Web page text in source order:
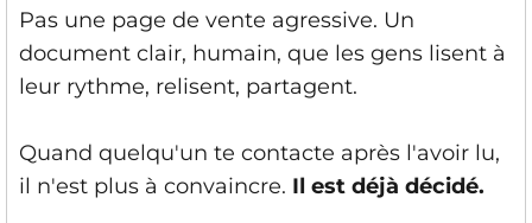
Pas une page de vente agressive. Un
document clair, humain, que les gens lisent à
leur rythme, relisent, partagent.
Quand quelqu'un te contacte après l'avoir lu,
il n'est plus à convaincre. Il est déjà décidé.